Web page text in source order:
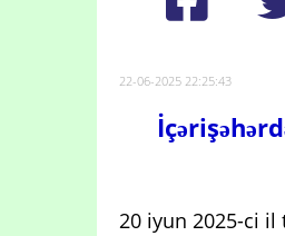
22-06-2025 22:25:43
20 iyun 2025-ci il